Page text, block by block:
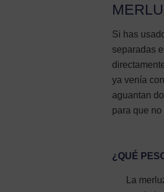
Si has
separadas
ya venía
aguantan
para que
¿QUÉ
La